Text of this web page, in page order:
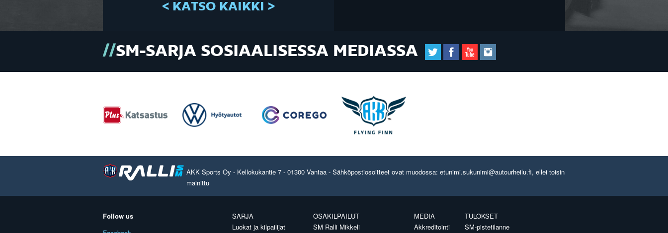
< KATSO KAIKKI >
SM-SARJA SOSIAALISESSA MEDIASSA
AKK Sports Oy - Kellokukantie 7 - 01300 Vantaa - Sähköpostiosoitteet ovat muodossa: etunimi.sukunimi@autourheilu.fi, ellei toisin
mainittu
Follow us
SARJA
Luokat ja kilpailijat
OSAKILPAILUT
SM Ralli Mikkeli
MEDIA
Akkreditointi
TULOKSET
SM-pistetilanne